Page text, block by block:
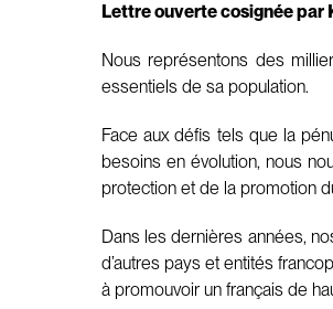
Lettre ouverte cosignée
Nous représentons des
essentiels de sa population.
Face aux défis tels que la
besoins en évolution, nous
protection et de la promotion
Dans les dernières années,
d’autres pays et entités
à promouvoir un français de